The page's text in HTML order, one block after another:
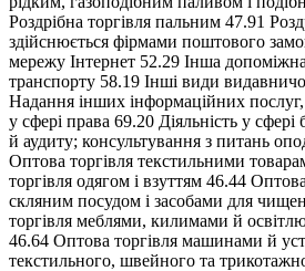
Роздрібна торгівля пальним 47.91
здійснюється фірмами поштового
мережу Інтернет 52.29 Інша допоміжна
транспорту 58.19 Інші види
Надання інших інформаційних послуг,
у сфері права 69.20 Діяльність у сфері
й аудиту; консультування з питань
Оптова торгівля текстильними
торгівля одягом і взуттям 46.44
скляним посудом і засобами для
торгівля меблями, килимами й
46.64 Оптова торгівля машинами й
текстильного, швейного та